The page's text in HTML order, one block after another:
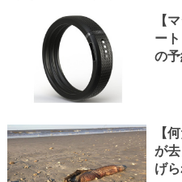
【
ー
の
【
が
げ